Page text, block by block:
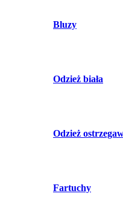
Bluzy
Odzież biała
Odzież
Fartuchy